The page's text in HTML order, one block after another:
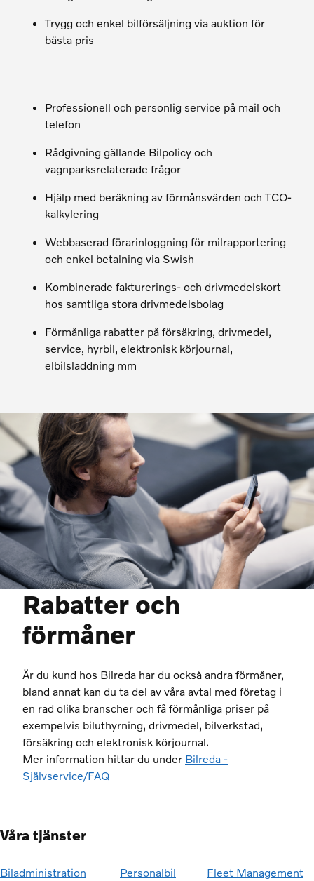
Trygg och enkel bilförsäljning via auktion för
bästa pris
Professionell och personlig service på mail och
telefon
Rådgivning gällande Bilpolicy och
vagnparksrelaterade frågor
Hjälp med beräkning av förmånsvärden och TCO-
kalkylering
Webbaserad förarinloggning för milrapportering
och enkel betalning via Swish
Kombinerade fakturerings- och drivmedelskort
hos samtliga stora drivmedelsbolag
Förmånliga rabatter på försäkring, drivmedel,
service, hyrbil, elektronisk körjournal,
elbilsladdning mm
Rabatter och
förmåner
Är du kund hos Bilreda har du också andra förmåner,
bland annat kan du ta del av våra avtal med företag i
en rad olika branscher och få förmånliga priser på
exempelvis biluthyrning, drivmedel, bilverkstad,
försäkring och elektronisk körjournal.
Mer information hittar du under Bilreda -
Självservice/FAQ
Våra tjänster
Biladministration Personalbil Fleet Management